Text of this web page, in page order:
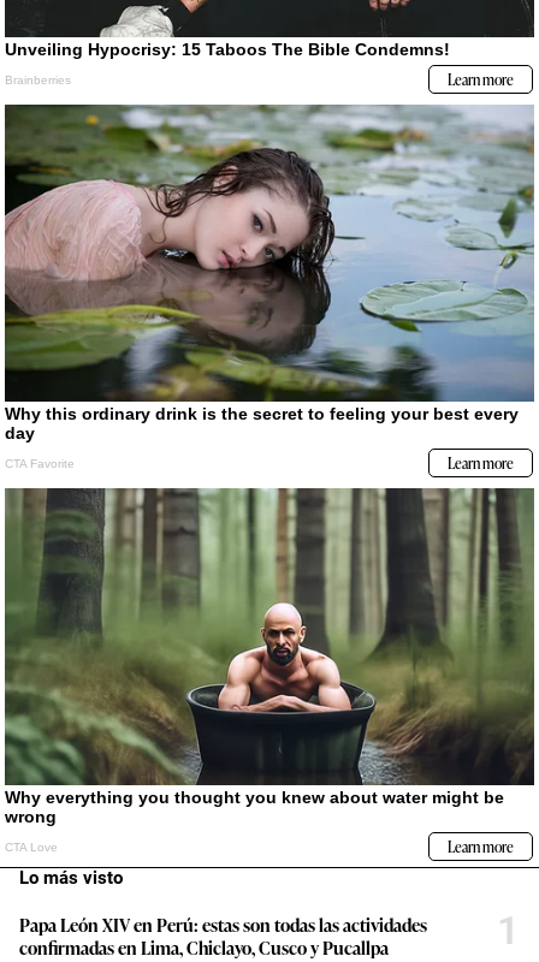
Lo más visto
Papa León XIV en Perú: estas son todas las actividades
confirmadas en Lima, Chiclayo, Cusco y Pucallpa
1